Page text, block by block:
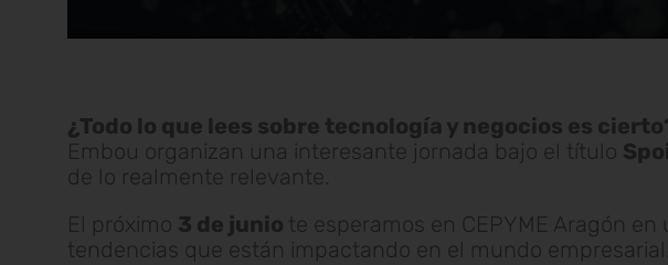
¿Todo lo que lees sobre tecnología y negocios es
Embou organizan una interesante jornada bajo el título
de lo realmente relevante.
El próximo 3 de junio te esperamos en CEPYME Aragón
tendencias que están impactando en el mundo empresarial.